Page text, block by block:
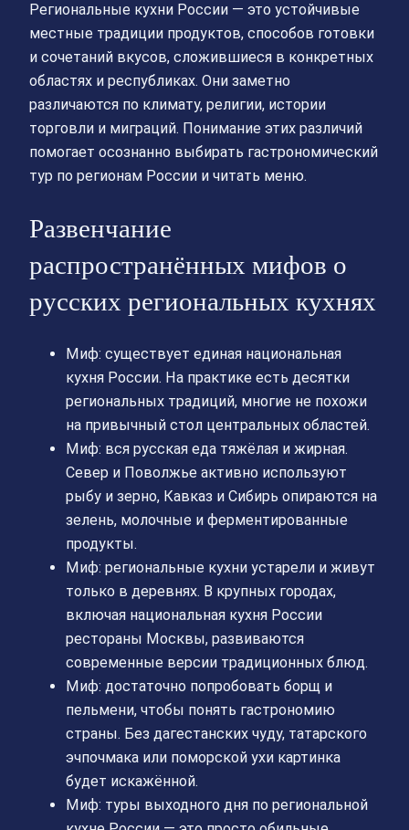
Региональные кухни России — это устойчивые
местные традиции продуктов, способов готовки
и сочетаний вкусов, сложившиеся в конкретных
областях и республиках. Они заметно
различаются по климату, религии, истории
торговли и миграций. Понимание этих различий
помогает осознанно выбирать гастрономический
тур по регионам России и читать меню.
Развенчание
распространённых мифов о
русских региональных кухнях
Миф: существует единая национальная
кухня России. На практике есть десятки
региональных традиций, многие не похожи
на привычный стол центральных областей.
Миф: вся русская еда тяжёлая и жирная.
Север и Поволжье активно используют
рыбу и зерно, Кавказ и Сибирь опираются на
зелень, молочные и ферментированные
продукты.
Миф: региональные кухни устарели и живут
только в деревнях. В крупных городах,
включая национальная кухня России
рестораны Москвы, развиваются
современные версии традиционных блюд.
Миф: достаточно попробовать борщ и
пельмени, чтобы понять гастрономию
страны. Без дагестанских чуду, татарского
эчпочмака или поморской ухи картинка
будет искажённой.
Миф: туры выходного дня по региональной